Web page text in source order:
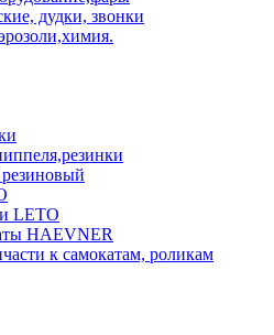
дудки, звонки
LETO
HAEVNER
к самокатам, роликам